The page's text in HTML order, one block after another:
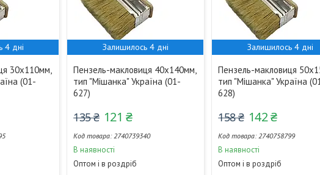
4 дні
30х110мм,
(01-
Залишилось 4 дні
Пензель-макловиця 40х140мм,
тип "Мішанка" Україна (01-
627)
135 ₴ 121 ₴
2740739340
В наявності
Оптом і в роздріб
Залишилось 4 дні
Пензель-макловиця
тип "Мішанка" Україна
628)
158 ₴ 142 ₴
2740758799
В наявності
Оптом і в роздріб